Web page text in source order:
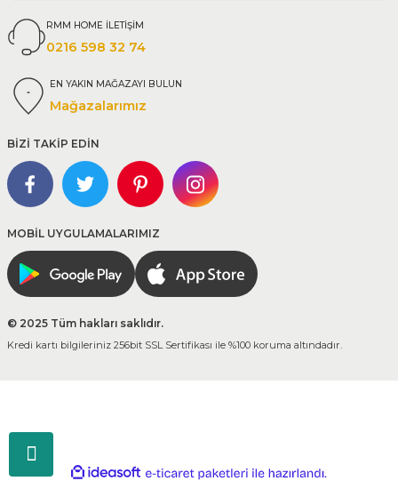
RMM HOME İLETİŞİM
0216 598 32 74
EN YAKIN MAĞAZAYI BULUN
Mağazalarımız
BİZİ TAKİP EDİN
MOBİL UYGULAMALARIMIZ
© 2025 Tüm hakları saklıdır.
Kredi kartı bilgileriniz 256bit SSL Sertifikası ile %100 koruma altındadır.
ideasoft e-